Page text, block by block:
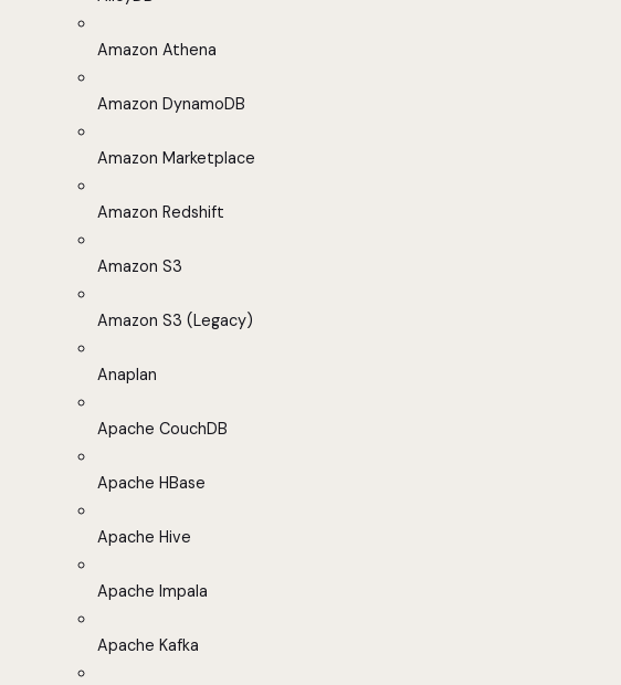
Amazon Athena
Amazon DynamoDB
Amazon Marketplace
Amazon Redshift
Amazon S3
Amazon S3 (Legacy)
Anaplan
Apache CouchDB
Apache HBase
Apache Hive
Apache Impala
Apache Kafka